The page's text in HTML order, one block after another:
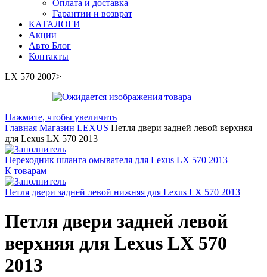
Оплата и доставка
Гарантии и возврат
КАТАЛОГИ
Акции
Авто Блог
Контакты
LX 570 2007>
Нажмите, чтобы увеличить
Главная Магазин LEXUS Петля двери задней левой верхняя
для Lexus LX 570 2013
Переходник шланга омывателя для Lexus LX 570 2013
К товарам
Петля двери задней левой нижняя для Lexus LX 570 2013
Петля двери задней левой
верхняя для Lexus LX 570
2013